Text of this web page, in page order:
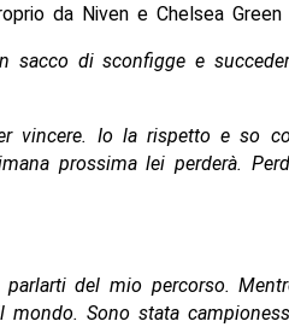
da Niven e Chelsea Green
sacco di sconfigge e
vincere. Io la rispetto e so
prossima lei perderà.
del mio percorso.
Sono stata